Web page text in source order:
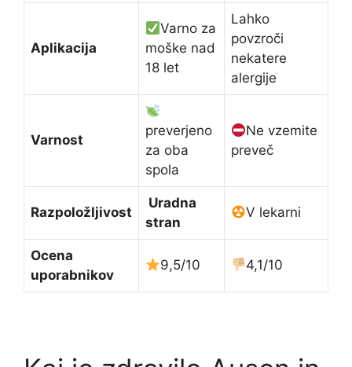
Aplikacija
Varno za
moške nad
18 let
Lahko
povzroči
nekatere
alergije
Varnost
preverjeno
za oba
spola
Ne vzemite
preveč
Razpoložljivost
Uradna
stran
V lekarni
Ocena
uporabnikov
9,5/10 4,1/10